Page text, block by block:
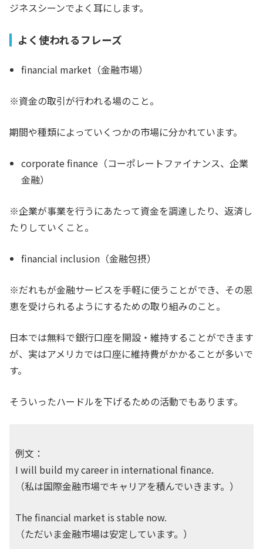
ジネスシーンでよく耳にします。
よく使われるフレーズ
financial market（金融市場）
※資金の取引が行われる場のこと。
期間や種類によっていくつかの市場に分かれています。
corporate finance（コーポレートファイナンス、企業
金融）
※企業が事業を行うにあたって資金を調達したり、返済し
たりしていくこと。
financial inclusion（金融包摂）
※だれもが金融サービスを手軽に使うことができ、その恩
恵を受けられるようにするための取り組みのこと。
日本では無料で銀行口座を開設・維持することができます
が、実はアメリカでは口座に維持費がかかることが多いで
す。
そういったハードルを下げるための活動でもあります。
例文：
I will build my career in international finance.
（私は国際金融市場でキャリアを積んでいきます。）
The financial market is stable now.
（ただいま金融市場は安定しています。）